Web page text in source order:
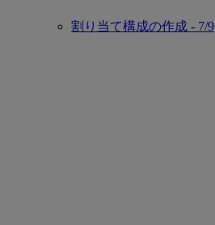
割り当て構成の作成 - 7/9